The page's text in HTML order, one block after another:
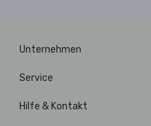
Unternehmen
Service
Hilfe & Kontakt